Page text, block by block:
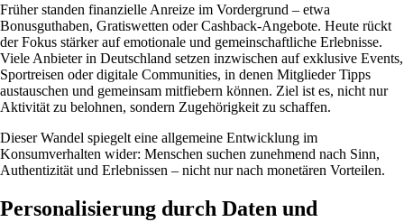
Früher standen finanzielle Anreize im Vordergrund – etwa
Bonusguthaben, Gratiswetten oder Cashback-Angebote. Heute rückt
der Fokus stärker auf emotionale und gemeinschaftliche Erlebnisse.
Viele Anbieter in Deutschland setzen inzwischen auf exklusive Events,
Sportreisen oder digitale Communities, in denen Mitglieder Tipps
austauschen und gemeinsam mitfiebern können. Ziel ist es, nicht nur
Aktivität zu belohnen, sondern Zugehörigkeit zu schaffen.
Dieser Wandel spiegelt eine allgemeine Entwicklung im
Konsumverhalten wider: Menschen suchen zunehmend nach Sinn,
Authentizität und Erlebnissen – nicht nur nach monetären Vorteilen.
Personalisierung durch Daten und